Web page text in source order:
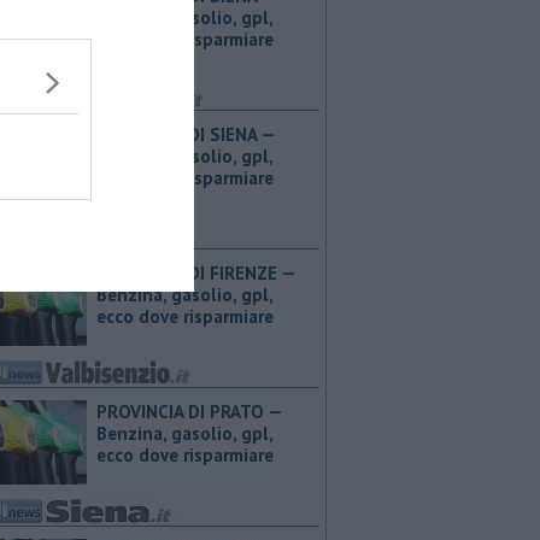
Benzina, gasolio, gpl,
ecco dove risparmiare
PROVINCIA DI SIENA — ​
Benzina, gasolio, gpl,
ecco dove risparmiare
PROVINCIA DI FIRENZE — ​
Benzina, gasolio, gpl,
ecco dove risparmiare
PROVINCIA DI PRATO — ​
Benzina, gasolio, gpl,
ecco dove risparmiare